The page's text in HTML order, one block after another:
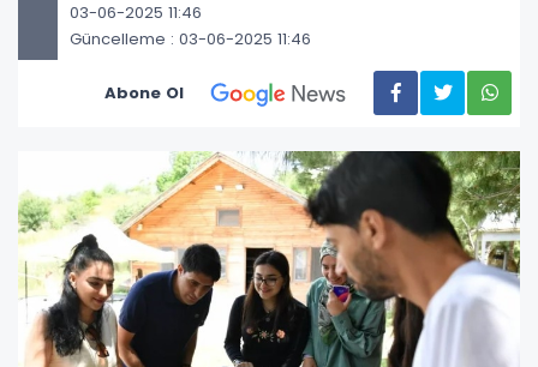
03-06-2025 11:46
Güncelleme : 03-06-2025 11:46
Abone Ol